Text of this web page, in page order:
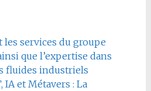
les services du groupe
que l’expertise dans
fluides industriels
IA et Métavers : La